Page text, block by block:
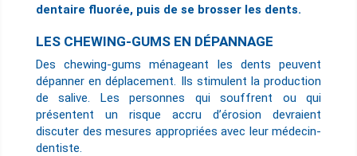
dentaire fluorée, puis de se brosser les dents.
LES CHEWING-GUMS EN DÉPANNAGE
Des chewing-gums ménageant les dents peuvent
dépanner en déplacement. Ils stimulent la production
de salive. Les personnes qui souffrent ou qui
présentent un risque accru d’érosion devraient
discuter des mesures appropriées avec leur médecin-
dentiste.